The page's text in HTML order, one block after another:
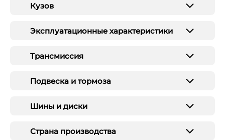
Кузов
Эксплуатационные характеристики
Трансмиссия
Подвеска и тормоза
Шины и диски
Страна производства